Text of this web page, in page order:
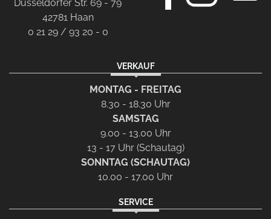
Düsseldorfer Str. 69 - 79
42781 Haan
0 21 29 / 93 20 - 0
VERKAUF
MONTAG - FREITAG
8.30 - 18.30 Uhr
SAMSTAG
9.00 - 13.00 Uhr
13 - 17 Uhr (Schautag)
SONNTAG (SCHAUTAG)
10.00 - 17.00 Uhr
SERVICE